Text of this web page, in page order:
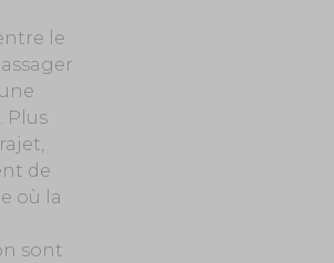
le
Plus
de
où la
sont